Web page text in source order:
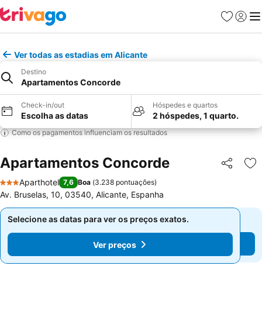
Favoritos
Iniciar
Ver todas as estadias em Alicante
Destino
Apartamentos Concorde
Check-in/out
Escolha as datas
Hóspedes e quartos
2 hóspedes, 1 quarto.
Como os pagamentos influenciam os resultados
Apartamentos Concorde Partilhar
3 Estrelas
Aparthotel 7,6 Boa (3.238 pontuações)
Av. Bruselas, 10, 03540, Alicante, Espanha
Selecione as datas para ver os preços exatos.
Ver preços
Selecione as datas para ver os preços exatos.
Ver preços